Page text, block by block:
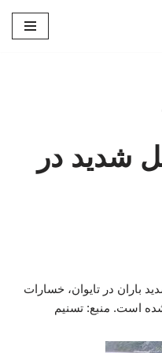
شدید در
باران در تایوان، خسارات
شده است. منبع: تسنیم